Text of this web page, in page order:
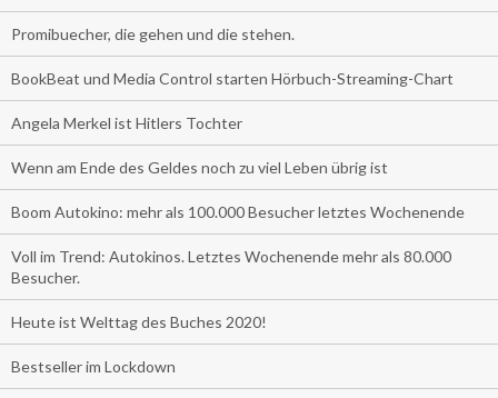
Promibuecher, die gehen und die stehen.
BookBeat und Media Control starten Hörbuch-Streaming-Chart
Angela Merkel ist Hitlers Tochter
Wenn am Ende des Geldes noch zu viel Leben übrig ist
Boom Autokino: mehr als 100.000 Besucher letztes Wochenende
Voll im Trend: Autokinos. Letztes Wochenende mehr als 80.000
Besucher.
Heute ist Welttag des Buches 2020!
Bestseller im Lockdown